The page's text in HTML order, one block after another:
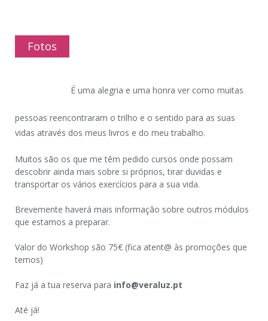
Fotos
É uma alegria e uma honra ver como muitas
pessoas reencontraram o trilho e o sentido para as suas
vidas através dos meus livros e do meu trabalho.
Muitos são os que me têm pedido cursos onde possam
descobrir ainda mais sobre si próprios, tirar duvidas e
transportar os vários exercícios para a sua vida.
Brevemente haverá mais informação sobre outros módulos
que estamos a preparar.
Valor do Workshop são 75€ (fica atent@ às promoções que
temos)
Faz já a tua reserva para info@veraluz.pt
Até já!